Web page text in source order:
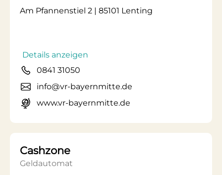
Am Pfannenstiel 2 | 85101 Lenting
Details anzeigen
0841 31050
info@vr-bayernmitte.de
www.vr-bayernmitte.de
Cashzone
Geldautomat